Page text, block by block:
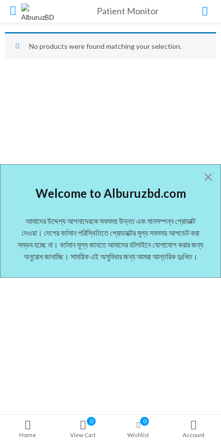
Patient Monitor
Home
0
View Cart
0
Wishlist
Account
No products were found matching your selection.
Welcome to Alburuzbd.com
আমাদের উদ্দেশ্য আপনাদেরকে সবসময় উন্নত এবং মানসম্পন্ন প্রোডাক্ট
দেওয়া। দেশের বর্তমান পরিস্থিতিতে প্রোডাক্টের মূল্য সবসময় আপডেট করা
সম্ভব হচ্ছে না। বর্তমান মূল্য জানতে আমাদের হটলাইনে যোগাযোগ করার জন্য
অনুরোধ জানাচ্ছি। সাময়িক এই অসুবিধার জন্য আমরা আন্তরিক দুঃখিত।